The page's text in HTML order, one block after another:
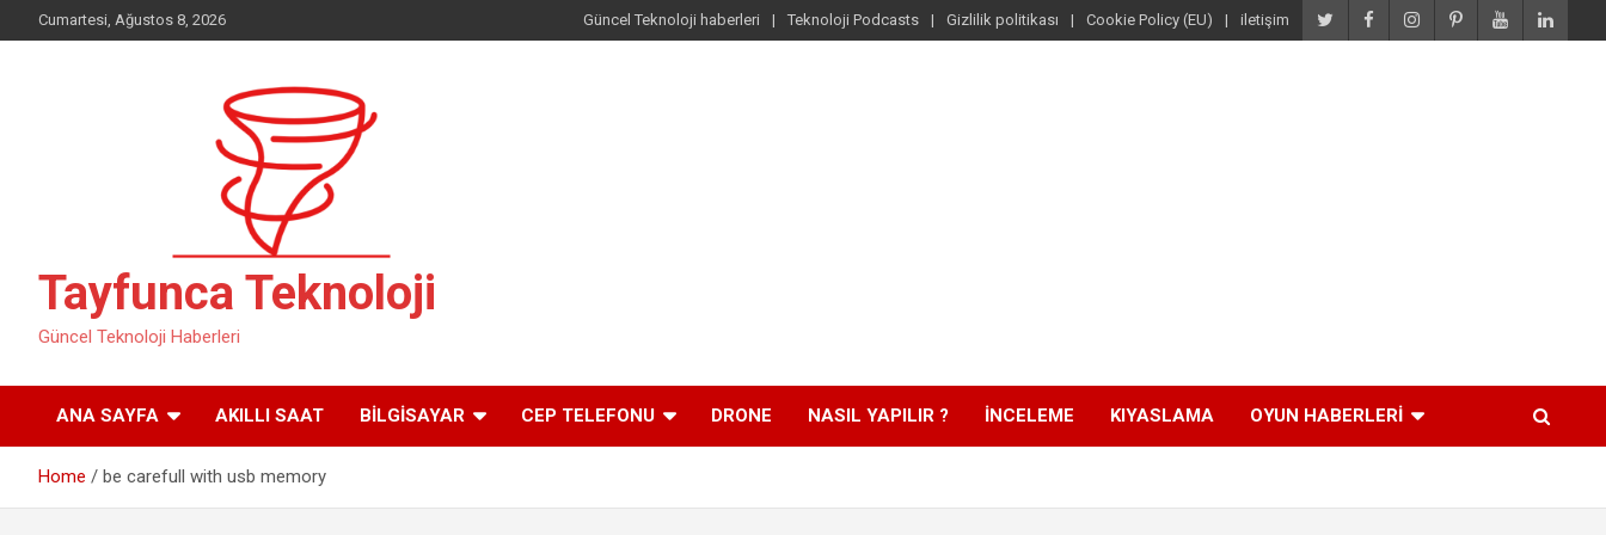
to
Cumartesi, Ağustos 8, 2026 Güncel Teknoloji haberleri Teknoloji Podcasts Gizlilik politikası Cookie Policy (EU) iletişim
Tayfunca Teknoloji
Güncel Teknoloji Haberleri
ANA SAYFA AKILLI SAAT BILGISAYAR CEP TELEFONU DRONE NASIL YAPILIR ? İNCELEME KIYASLAMA OYUN HABERLERI
Home be carefull with usb memory